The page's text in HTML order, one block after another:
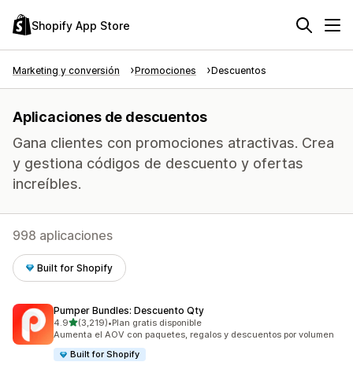
Shopify App Store
Marketing y conversión Promociones Descuentos
Aplicaciones de descuentos
Gana clientes con promociones atractivas. Crea
y gestiona códigos de descuento y ofertas
increíbles.
998 aplicaciones
Built for Shopify
Pumper Bundles: Descuento Qty
4.9de 5 estrellas
(3,219)
3219 reseñas en total
•Plan gratis disponible
Aumenta el AOV con paquetes, regalos y descuentos por volumen
Built for Shopify